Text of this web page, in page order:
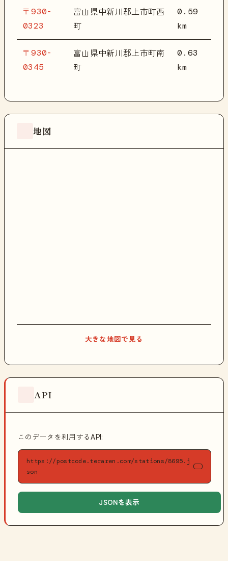
〒930-
0323
富山県中新川郡上市町西
町
0.59
km
〒930-
0345
富山県中新川郡上市町南
町
0.63
km
地図
大きな地図で見る
API
このデータを利用するAPI:
https://postcode.teraren.com/stations/8695.j
son
JSONを表示